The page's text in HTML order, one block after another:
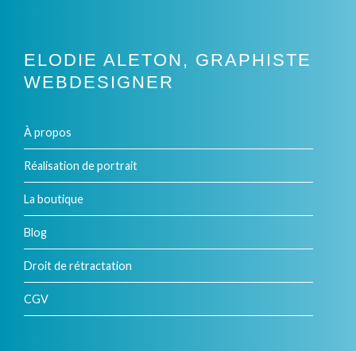
ELODIE ALETON, GRAPHISTE
WEBDESIGNER
À propos
Réalisation de portrait
La boutique
Blog
Droit de rétractation
CGV